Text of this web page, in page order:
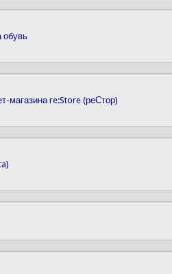
обувь
магазина re:Store (реСтор)